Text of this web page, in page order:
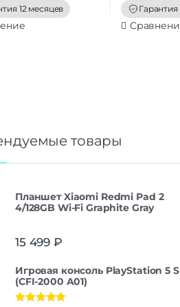
12 месяцев Гарантия
товары
Планшет Xiaomi Redmi Pad 2
4/128GB Wi-Fi Graphite Gray
15 499 ₽
Игровая консоль PlayStation 5
(CFI-2000 A01)